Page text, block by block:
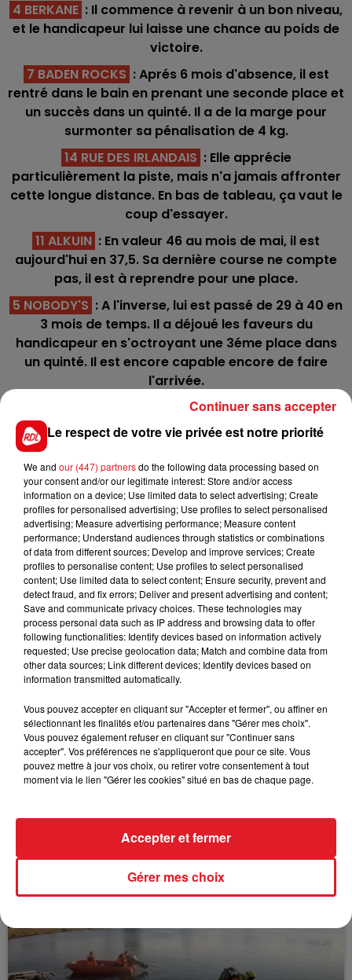
4 BERKANE : Il commence à revenir à un bon niveau,
et le handicapeur lui laisse une chance au poids de
victoire.
7 BADEN ROCKS : Aprés 6 mois d'absence, il est
rentré dans le bain en prenant une seconde place et
un succès dans un quinté. Il a de la marge pour
surmonter sa pénalisation de 4 kg.
14 RUE DES IRLANDAIS : Elle apprécie
particulièrement la piste, mais n'a jamais affronter
cette longue distance. En bas de tableau, ça vaut le
coup d'essayer.
11 ALKUIN : En valeur 46 au mois de mai, il est
aujourd'hui en 37,5. Sa dernière course ne compte
pas, il est à reprendre pour une place.
5 NOBODY'S : A l'inverse, lui est passé de 29 à 40 en
3 mois de temps. Il a déjoué les faveurs du
handicapeur en s'octroyant une 3éme place dans
un quinté. Il est encore capable encore de faire
l'arrivée.
: Titulaire de 4 victoires dans
des lots moindre cette année, il a quand même
gagné son quinté à Dieppe en juillet. Lot plus relevé
ce coup-ci.
******
En direct des pistes :
FILS D'ACTUS
BÉTHUNE: ENQUÊTE POUR HOMICIDE
VOLONTAIRE EN COURS, APRÈS LA...
Selon les premiers éléments, le logement servait
à des prostituées
Le respect de votre vie privée est notre priorité
We and our (447) partnersdo the following data processing based on
your consent and/or our legitimate interest: Store and/or access
information on a device; Use limited data to select advertising; Create
profiles for personalised advertising; Use profiles to select personalised
advertising; Measure advertising performance; Measure content
performance; Understand audiences through statistics or combinations
of data from different sources; Develop and improve services; Create
profiles to personalise content; Use profiles to select personalised
content; Use limited data to select content; Ensure security, prevent and
detect fraud, and fix errors; Deliver and present advertising and content;
Save and communicate privacy choices. These technologies may
process personal data such as IP address and browsing data to offer
following functionalities: Identify devices based on information actively
requested; Use precise geolocation data; Match and combine data from
other data sources; Link different devices; Identify devices based on
information transmitted automatically.
Vous pouvez accepter en cliquant sur "Accepter et fermer", ou affiner en
sélectionnant les finalités et/ou partenaires dans "Gérer mes choix".
Vous pouvez également refuser en cliquant sur "Continuer sans
accepter". Vos préférences ne s'appliqueront que pour ce site. Vous
pouvez mettre à jour vos choix, ou retirer votre consentement à tout
moment via le lien "Gérer les cookies" situé en bas de chaque page.
Gérer mes choix
Accepter et fermer
Continuer sans accepter